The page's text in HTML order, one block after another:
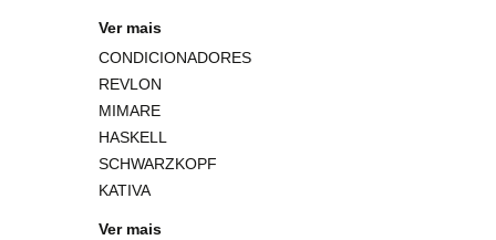
Ver mais
CONDICIONADORES
REVLON
MIMARE
HASKELL
SCHWARZKOPF
KATIVA
Ver mais